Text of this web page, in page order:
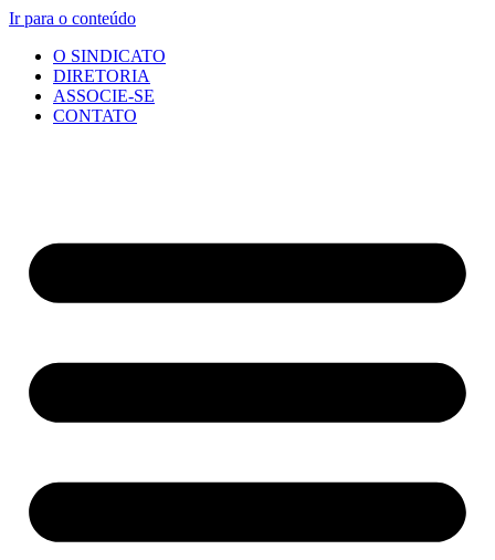
Ir para o conteúdo
O SINDICATO
DIRETORIA
ASSOCIE-SE
CONTATO